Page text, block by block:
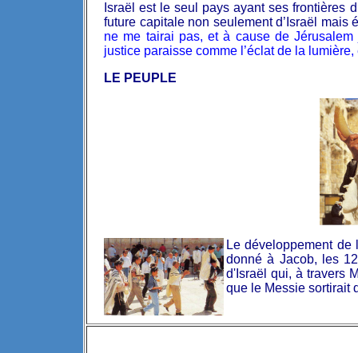
Israël est le seul pays ayant ses frontières
future capitale non seulement d’Israël
ne me tairai pas, et à cause de
justice paraisse comme l’éclat de la
LE PEUPLE
Le développement
donné à Jacob, les
d'Israël qui, à travers
que le Messie sortirait